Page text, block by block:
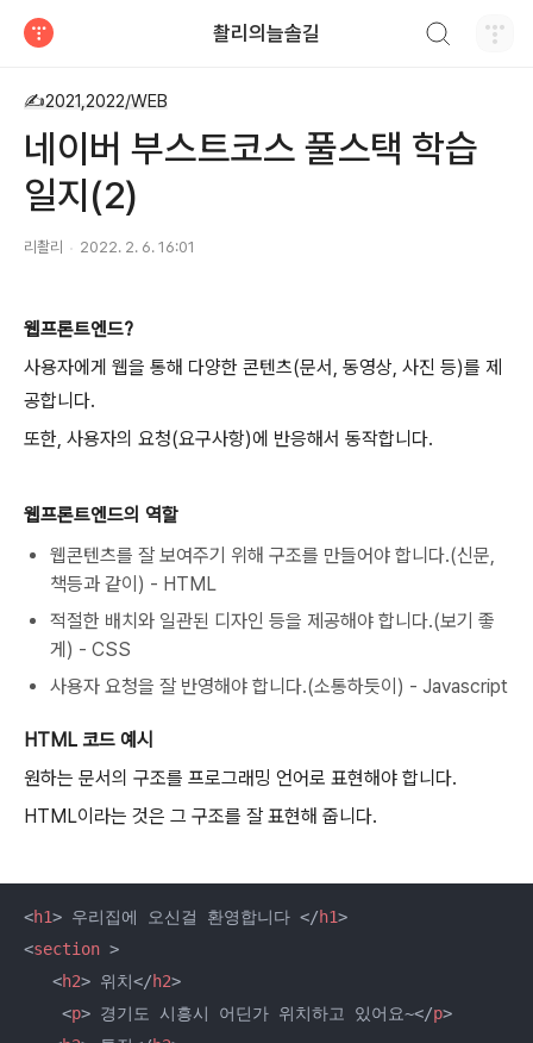
촬리의늘솔길
✍2021,2022/WEB
네이버 부스트코스 풀스택 학습
일지(2)
리촬리 2022. 2. 6. 16:01
웹프론트엔드?
사용자에게 웹을 통해 다양한 콘텐츠(문서, 동영상, 사진 등)를 제
공합니다.
또한, 사용자의 요청(요구사항)에 반응해서 동작합니다.
웹프론트엔드의 역할
웹콘텐츠를 잘 보여주기 위해 구조를 만들어야 합니다.(신문,
책등과 같이) - HTML
적절한 배치와 일관된 디자인 등을 제공해야 합니다.(보기 좋
게) - CSS
사용자 요청을 잘 반영해야 합니다.(소통하듯이) - Javascript
HTML 코드 예시
원하는 문서의 구조를 프로그래밍 언어로 표현해야 합니다.
HTML이라는 것은 그 구조를 잘 표현해 줍니다.
<h1> 우리집에 오신걸 환영합니다 </h1>
<section >
<h2> 위치</h2>
<p> 경기도 시흥시 어딘가 위치하고 있어요~</p>